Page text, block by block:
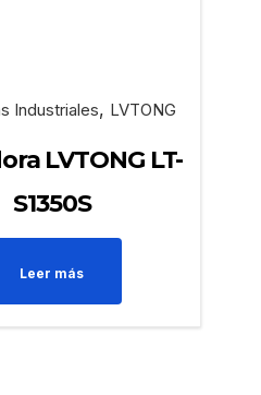
Industriales, LVTONG
LVTONG LT-
S1350S
Leer más